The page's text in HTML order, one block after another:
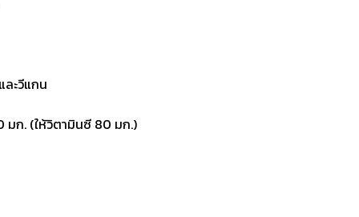
ะวีแกน
มก. (ให้วิตามินซี 80 มก.)